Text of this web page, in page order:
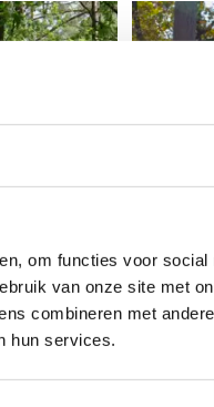
om functies voor social
van onze site met
combineren met
hun services.